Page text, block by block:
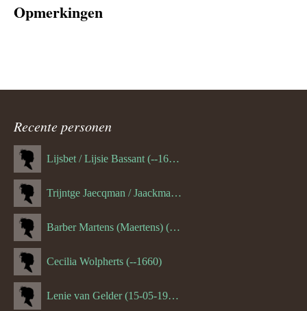
Opmerkingen
Recente personen
Lijsbet / Lijsie Bassant (--1687)
Trijntge Jaecqman / Jaackman (--1651)
Barber Martens (Maertens) (--1658)
Cecilia Wolpherts (--1660)
Lenie van Gelder (15-05-1970)